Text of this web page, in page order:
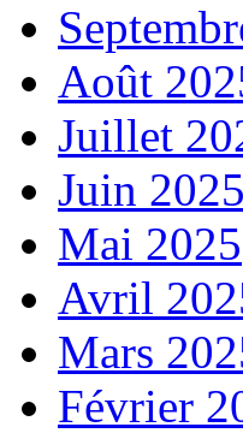
Août
Juillet
Juin 2025
Mai 2025
Avril
Mars
Février